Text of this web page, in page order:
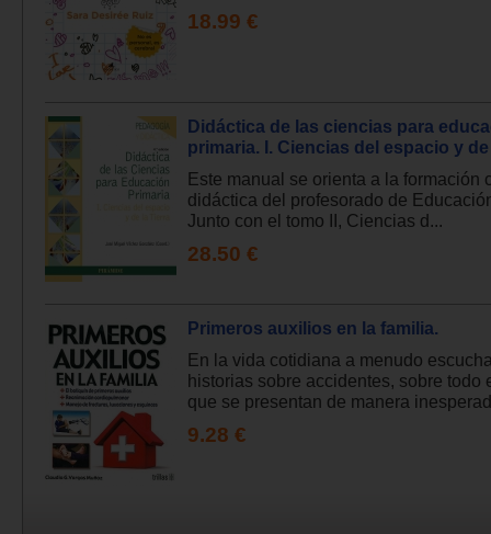
18.99 €
Didáctica de las ciencias para
primaria. I. Ciencias del espacio y
Este manual se orienta a la formación
didáctica del profesorado de
Junto con el tomo II, Ciencias d...
28.50 €
Primeros auxilios en la familia.
En la vida cotidiana a menudo
historias sobre accidentes, sobre todo
que se presentan de manera
9.28 €